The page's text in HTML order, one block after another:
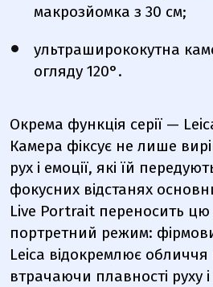
макрозйомка з 30 см;
ультраширококутна
огляду 120°.
Окрема функція серії —
Камера фіксує не лише
рух і емоції, які їй
фокусних відстанях
Live Portrait переносить цю
портретний режим:
Leica відокремлює обличчя
втрачаючи плавності руху